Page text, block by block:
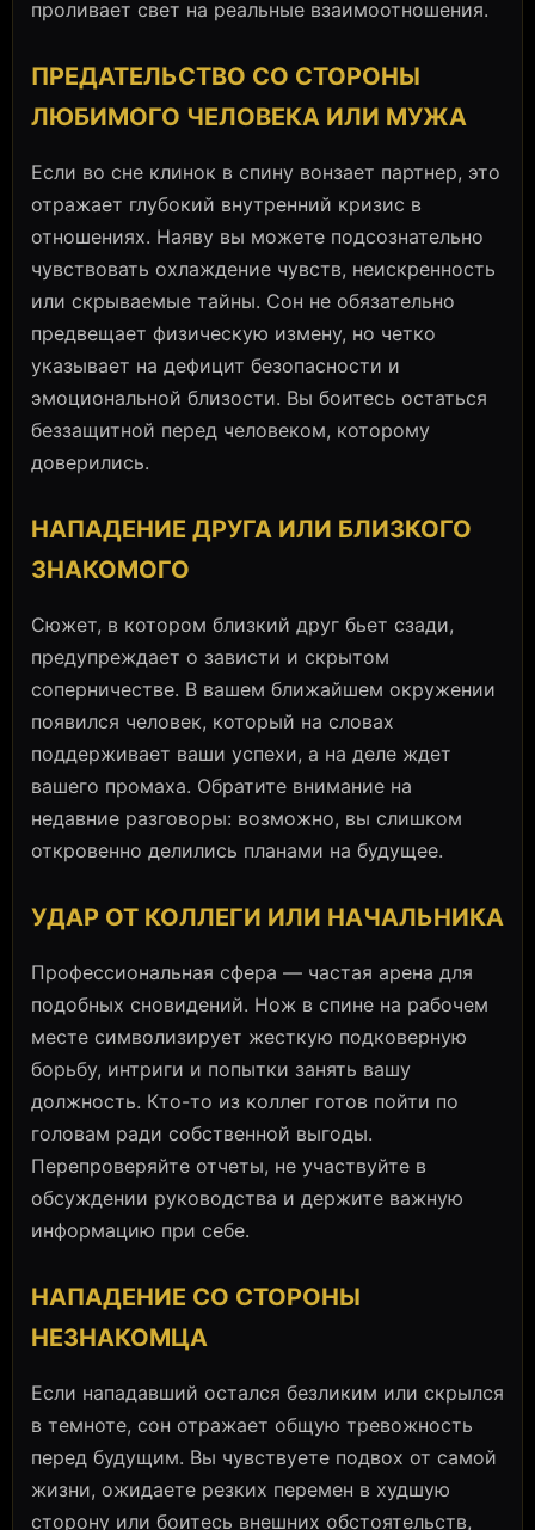
проливает свет на реальные взаимоотношения.
ПРЕДАТЕЛЬСТВО СО СТОРОНЫ
ЛЮБИМОГО ЧЕЛОВЕКА ИЛИ МУЖА
Если во сне клинок в спину вонзает партнер, это
отражает глубокий внутренний кризис в
отношениях. Наяву вы можете подсознательно
чувствовать охлаждение чувств, неискренность
или скрываемые тайны. Сон не обязательно
предвещает физическую измену, но четко
указывает на дефицит безопасности и
эмоциональной близости. Вы боитесь остаться
беззащитной перед человеком, которому
доверились.
НАПАДЕНИЕ ДРУГА ИЛИ БЛИЗКОГО
ЗНАКОМОГО
Сюжет, в котором близкий друг бьет сзади,
предупреждает о зависти и скрытом
соперничестве. В вашем ближайшем окружении
появился человек, который на словах
поддерживает ваши успехи, а на деле ждет
вашего промаха. Обратите внимание на
недавние разговоры: возможно, вы слишком
откровенно делились планами на будущее.
УДАР ОТ КОЛЛЕГИ ИЛИ НАЧАЛЬНИКА
Профессиональная сфера — частая арена для
подобных сновидений. Нож в спине на рабочем
месте символизирует жесткую подковерную
борьбу, интриги и попытки занять вашу
должность. Кто-то из коллег готов пойти по
головам ради собственной выгоды.
Перепроверяйте отчеты, не участвуйте в
обсуждении руководства и держите важную
информацию при себе.
НАПАДЕНИЕ СО СТОРОНЫ
НЕЗНАКОМЦА
Если нападавший остался безликим или скрылся
в темноте, сон отражает общую тревожность
перед будущим. Вы чувствуете подвох от самой
жизни, ожидаете резких перемен в худшую
сторону или боитесь внешних обстоятельств,